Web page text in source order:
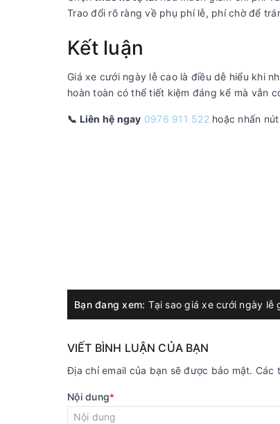
Trao đổi rõ ràng về phụ phí lễ, phí chờ để
Kết luận
Giá xe cưới ngày lễ cao là điều dễ hiểu khi
hoàn toàn có thể tiết kiệm đáng kể mà vẫn
📞 Liên hệ ngay 0976 911 522hoặc nhấn
Bạn đang xem: Tại sao giá xe cưới ngày lễ
VIẾT BÌNH LUẬN CỦA BẠN
Địa chỉ email của bạn sẽ được bảo mật.
Nội dung*